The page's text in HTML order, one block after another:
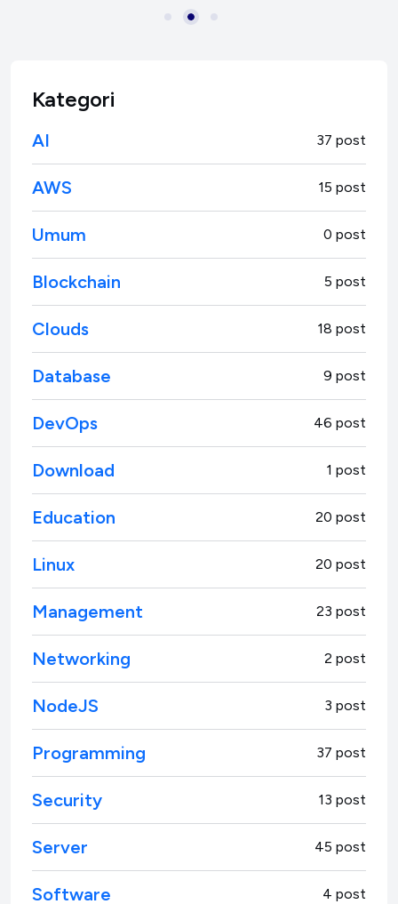
Kategori
AI 37 post
AWS 15 post
Umum 0 post
Blockchain 5 post
Clouds 18 post
Database 9 post
DevOps 46 post
Download 1 post
Education 20 post
Linux 20 post
Management 23 post
Networking 2 post
NodeJS 3 post
Programming 37 post
Security 13 post
Server 45 post
Software 4 post